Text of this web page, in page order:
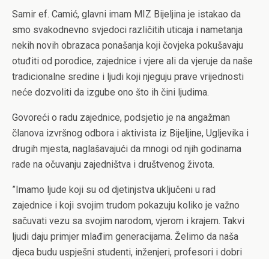
Samir ef. Camić, glavni imam MIZ Bijeljina je istakao da
smo svakodnevno svjedoci različitih uticaja i nametanja
nekih novih obrazaca ponašanja koji čovjeka pokušavaju
otuđiti od porodice, zajednice i vjere ali da vjeruje da naše
tradicionalne sredine i ljudi koji njeguju prave vrijednosti
neće dozvoliti da izgube ono što ih čini ljudima.
Govoreći o radu zajednice, podsjetio je na angažman
članova izvršnog odbora i aktivista iz Bijeljine, Ugljevika i
drugih mjesta, naglašavajući da mnogi od njih godinama
rade na očuvanju zajedništva i društvenog života.
”Imamo ljude koji su od djetinjstva uključeni u rad
zajednice i koji svojim trudom pokazuju koliko je važno
sačuvati vezu sa svojim narodom, vjerom i krajem. Takvi
ljudi daju primjer mlađim generacijama. Želimo da naša
djeca budu uspješni studenti, inženjeri, profesori i dobri